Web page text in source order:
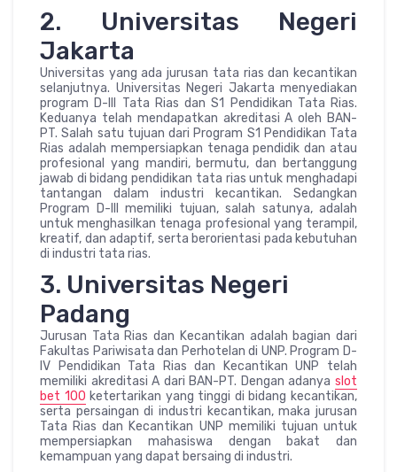
2. Universitas Negeri
Jakarta
Universitas yang ada jurusan tata rias dan kecantikan
selanjutnya. Universitas Negeri Jakarta menyediakan
program D-III Tata Rias dan S1 Pendidikan Tata Rias.
Keduanya telah mendapatkan akreditasi A oleh BAN-
PT. Salah satu tujuan dari Program S1 Pendidikan Tata
Rias adalah mempersiapkan tenaga pendidik dan atau
profesional yang mandiri, bermutu, dan bertanggung
jawab di bidang pendidikan tata rias untuk menghadapi
tantangan dalam industri kecantikan. Sedangkan
Program D-III memiliki tujuan, salah satunya, adalah
untuk menghasilkan tenaga profesional yang terampil,
kreatif, dan adaptif, serta berorientasi pada kebutuhan
di industri tata rias.
3. Universitas Negeri
Padang
Jurusan Tata Rias dan Kecantikan adalah bagian dari
Fakultas Pariwisata dan Perhotelan di UNP. Program D-
IV Pendidikan Tata Rias dan Kecantikan UNP telah
memiliki akreditasi A dari BAN-PT. Dengan adanya slot
bet 100 ketertarikan yang tinggi di bidang kecantikan,
serta persaingan di industri kecantikan, maka jurusan
Tata Rias dan Kecantikan UNP memiliki tujuan untuk
mempersiapkan mahasiswa dengan bakat dan
kemampuan yang dapat bersaing di industri.